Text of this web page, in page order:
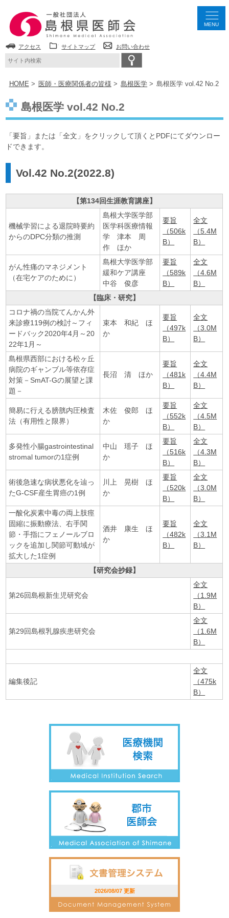
MENU
アクセス サイトマップ お問い合わせ
HOME 医師・医療関係者の皆様 島根医学 島根医学 vol.42 No.2
島根医学 vol.42 No.2
「要旨」または「全文」をクリックして頂くとPDFにてダウンロー
ドできます。
Vol.42 No.2(2022.8)
【第134回生涯教育講座】
機械学習による退院時要約
からのDPC分類の推測
島根大学医学部
医学科医療情報
学 津本 周
作 ほか
要旨
（506k
B）
全文
（5.4M
B）
がん性痛のマネジメント
（在宅ケアのために）
島根大学医学部
緩和ケア講座
中谷 俊彦
要旨
（589k
B）
全文
（4.6M
B）
【臨床・研究】
コロナ禍の当院てんかん外
来診療119例の検討～フィ
ードバック2020年4月～20
22年1月～
束本 和紀 ほ
か
要旨
（497k
B）
全文
（3.0M
B）
島根県西部における松ヶ丘
病院のギャンブル等依存症
対策－SmAT-Gの展望と課
題－
長沼 清 ほか
要旨
（481k
B）
全文
（4.4M
B）
簡易に行える膀胱内圧検査
法（有用性と限界）
木佐 俊郎 ほ
か
要旨
（552k
B）
全文
（4.5M
B）
多発性小腸gastrointestinal
stromal tumorの1症例
中山 瑶子 ほ
か
要旨
（516k
B）
全文
（4.3M
B）
術後急速な病状悪化を辿っ
たG-CSF産生胃癌の1例
川上 晃樹 ほ
か
要旨
（520k
B）
全文
（3.0M
B）
一酸化炭素中毒の両上肢痙
固縮に振動療法、右手関
節・手指にフェノールブロ
ックを追加し関節可動域が
拡大した1症例
酒井 康生 ほ
か
要旨
（482k
B）
全文
（3.1M
B）
【研究会抄録】
第26回島根新生児研究会
全文
（1.9M
B）
第29回島根乳腺疾患研究会
全文
（1.6M
B）
編集後記
全文
（475k
B）
2026/08/07 更新